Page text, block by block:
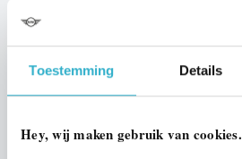
Toestemming Details
Hey, wij maken gebruik van cookies.